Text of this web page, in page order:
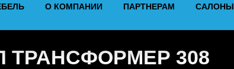
О КОМПАНИИ ПАРТНЕРАМ САЛОНЫ
ТРАНСФОРМЕР 308